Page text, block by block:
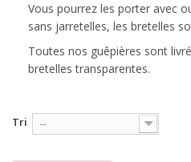
Vous pourrez les porter avec
sans jarretelles, les bretelles
Toutes nos guêpières sont
bretelles transparentes.
Tri --